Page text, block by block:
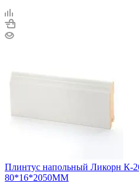
Плинтус напольный Ликорн
80*16*2050ММ